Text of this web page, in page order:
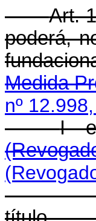
Art.
poderá,
Medida
nº
I -